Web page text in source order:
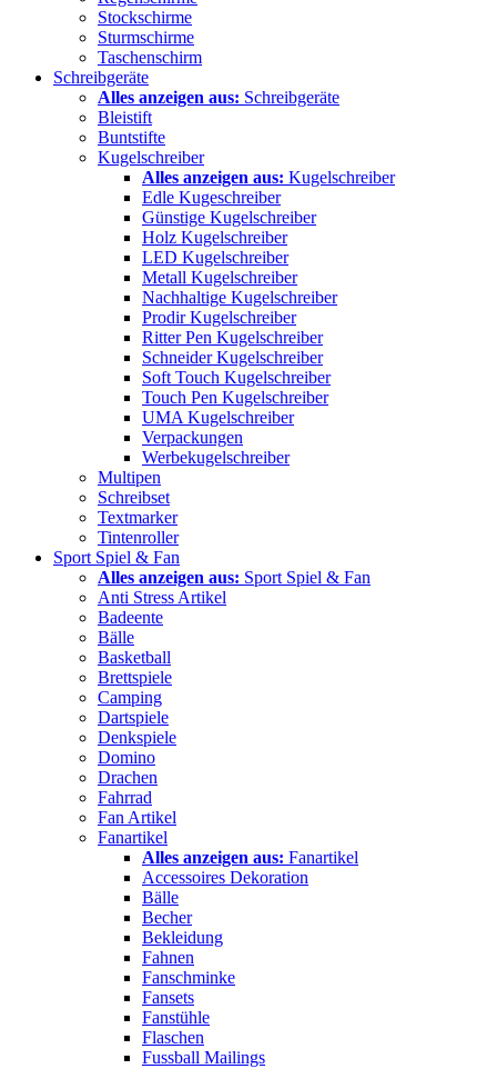
Stockschirme
Sturmschirme
Taschenschirm
Schreibgeräte
Alles anzeigen aus: Schreibgeräte
Bleistift
Buntstifte
Kugelschreiber
Alles anzeigen aus: Kugelschreiber
Edle Kugeschreiber
Günstige Kugelschreiber
Holz Kugelschreiber
LED Kugelschreiber
Metall Kugelschreiber
Nachhaltige Kugelschreiber
Prodir Kugelschreiber
Ritter Pen Kugelschreiber
Schneider Kugelschreiber
Soft Touch Kugelschreiber
Touch Pen Kugelschreiber
UMA Kugelschreiber
Verpackungen
Werbekugelschreiber
Multipen
Schreibset
Textmarker
Tintenroller
Sport Spiel & Fan
Alles anzeigen aus: Sport Spiel & Fan
Anti Stress Artikel
Badeente
Bälle
Basketball
Brettspiele
Camping
Dartspiele
Denkspiele
Domino
Drachen
Fahrrad
Fan Artikel
Fanartikel
Alles anzeigen aus: Fanartikel
Accessoires Dekoration
Bälle
Becher
Bekleidung
Fahnen
Fanschminke
Fansets
Fanstühle
Flaschen
Fussball Mailings